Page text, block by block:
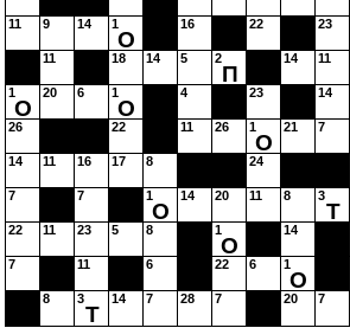
11 9 14 1
О
16 22 23
11 18 14 5 2
П
14 11
1
О
20 6 1
О
4 23 14
26 22 11 26 1
О
21 7
14 11 16 17 8 24
7 7 1
О
14 20 11 8 3
Т
22 11 23 5 8 1
О
14
7 11 6 22 6 1
О
8 3
Т
14 7 28 7 20 7